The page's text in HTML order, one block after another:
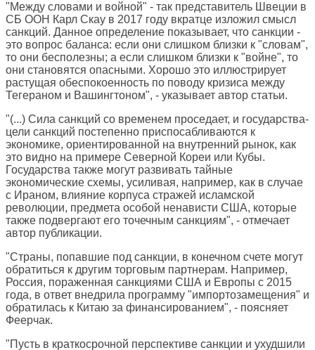
"Между словами и войной" - так представитель Швеции в
СБ ООН Карл Скау в 2017 году вкратце изложил смысл
санкций. Данное определение показывает, что санкции -
это вопрос баланса: если они слишком близки к "словам",
то они бесполезны; а если слишком близки к "войне", то
они становятся опасными. Хорошо это иллюстрирует
растущая обеспокоенность по поводу кризиса между
Тегераном и Вашингтоном", - указывает автор статьи.
"(...) Сила санкций со временем проседает, и государства-
цели санкций постепенно приспосабливаются к
экономике, ориентированной на внутренний рынок, как
это видно на примере Северной Кореи или Кубы.
Государства также могут развивать тайные
экономические схемы, усиливая, например, как в случае
с Ираном, влияние корпуса стражей исламской
революции, предмета особой ненависти США, которые
также подвергают его точечным санкциям", - отмечает
автор публикации.
"Страны, попавшие под санкции, в конечном счете могут
обратиться к другим торговым партнерам. Например,
Россия, пораженная санкциями США и Европы с 2015
года, в ответ внедрила программу "импортозамещения" и
обратилась к Китаю за финансированием", - поясняет
Феерчак.
"Пусть в краткосрочной перспективе санкции и ухудшили